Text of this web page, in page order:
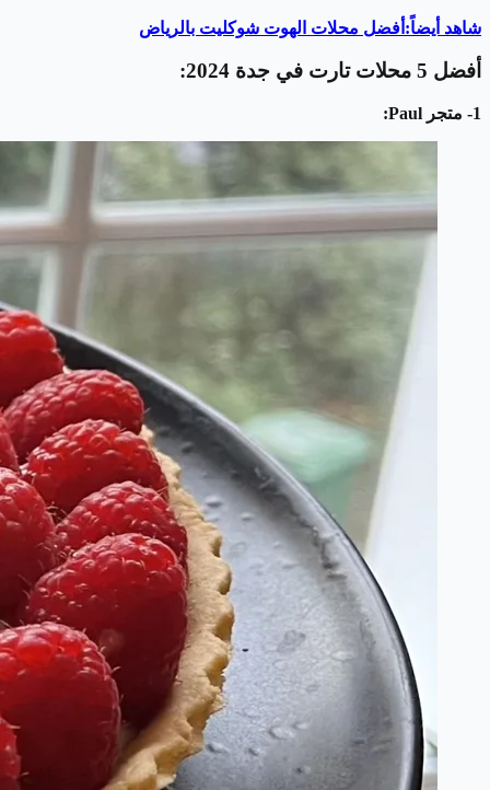
شاهد أيضاً:أفضل محلات الهوت شوكليت بالرياض
أفضل 5 محلات تارت في جدة 2024:
1- متجر Paul: